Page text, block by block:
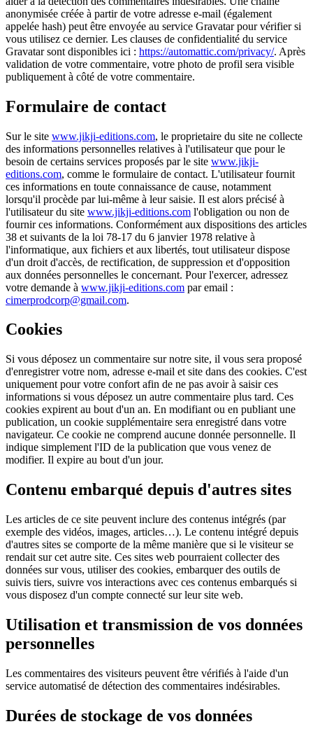
anonymisée créée à partir de votre adresse e-mail (également
appelée hash) peut être envoyée au service Gravatar pour vérifier si
vous utilisez ce dernier. Les clauses de confidentialité du service
Gravatar sont disponibles ici : https://automattic.com/privacy/. Après
validation de votre commentaire, votre photo de profil sera visible
publiquement à côté de votre commentaire.
Formulaire de contact
Sur le site www.jikji-editions.com, le proprietaire du site ne collecte
des informations personnelles relatives à l'utilisateur que pour le
besoin de certains services proposés par le site www.jikji-
editions.com, comme le formulaire de contact. L'utilisateur fournit
ces informations en toute connaissance de cause, notamment
lorsqu'il procède par lui-même à leur saisie. Il est alors précisé à
l'utilisateur du site www.jikji-editions.com l'obligation ou non de
fournir ces informations. Conformément aux dispositions des articles
38 et suivants de la loi 78-17 du 6 janvier 1978 relative à
l'informatique, aux fichiers et aux libertés, tout utilisateur dispose
d'un droit d'accès, de rectification, de suppression et d'opposition
aux données personnelles le concernant. Pour l'exercer, adressez
votre demande à www.jikji-editions.com par email :
cimerprodcorp@gmail.com.
Cookies
Si vous déposez un commentaire sur notre site, il vous sera proposé
d'enregistrer votre nom, adresse e-mail et site dans des cookies. C'est
uniquement pour votre confort afin de ne pas avoir à saisir ces
informations si vous déposez un autre commentaire plus tard. Ces
cookies expirent au bout d'un an. En modifiant ou en publiant une
publication, un cookie supplémentaire sera enregistré dans votre
navigateur. Ce cookie ne comprend aucune donnée personnelle. Il
indique simplement l'ID de la publication que vous venez de
modifier. Il expire au bout d'un jour.
Contenu embarqué depuis d'autres sites
Les articles de ce site peuvent inclure des contenus intégrés (par
exemple des vidéos, images, articles…). Le contenu intégré depuis
d'autres sites se comporte de la même manière que si le visiteur se
rendait sur cet autre site. Ces sites web pourraient collecter des
données sur vous, utiliser des cookies, embarquer des outils de
suivis tiers, suivre vos interactions avec ces contenus embarqués si
vous disposez d'un compte connecté sur leur site web.
Utilisation et transmission de vos données
personnelles
Les commentaires des visiteurs peuvent être vérifiés à l'aide d'un
service automatisé de détection des commentaires indésirables.
Durées de stockage de vos données